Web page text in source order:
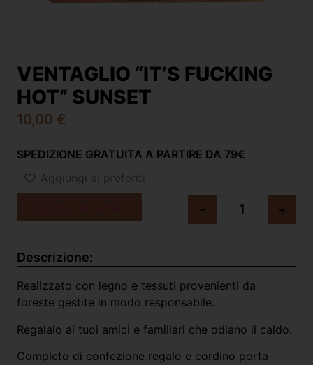
VENTAGLIO “IT’S FUCKING
HOT” SUNSET
10,00 €
SPEDIZIONE GRATUITA A PARTIRE DA 79€
Aggiungi ai preferiti
- +
Descrizione:
Realizzato con legno e tessuti provenienti da
foreste gestite in modo responsabile.
Regalalo ai tuoi amici e familiari che odiano il caldo.
Completo di confezione regalo e cordino porta